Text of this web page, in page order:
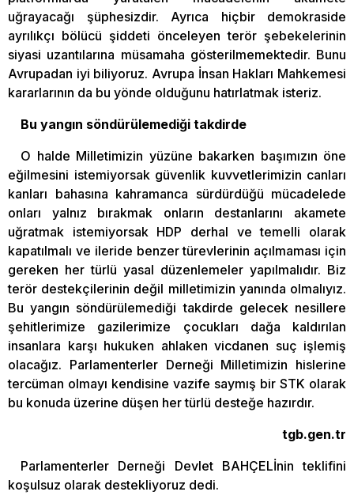
uğrayacağı şüphesizdir. Ayrıca hiçbir demokraside
ayrılıkçı bölücü şiddeti önceleyen terör şebekelerinin
siyasi uzantılarına müsamaha gösterilmemektedir. Bunu
Avrupadan iyi biliyoruz. Avrupa İnsan Hakları Mahkemesi
kararlarının da bu yönde olduğunu hatırlatmak isteriz.
Bu yangın söndürülemediği takdirde
O halde Milletimizin yüzüne bakarken başımızın öne
eğilmesini istemiyorsak güvenlik kuvvetlerimizin canları
kanları bahasına kahramanca sürdürdüğü mücadelede
onları yalnız bırakmak onların destanlarını akamete
uğratmak istemiyorsak HDP derhal ve temelli olarak
kapatılmalı ve ileride benzer türevlerinin açılmaması için
gereken her türlü yasal düzenlemeler yapılmalıdır. Biz
terör destekçilerinin değil milletimizin yanında olmalıyız.
Bu yangın söndürülemediği takdirde gelecek nesillere
şehitlerimize gazilerimize çocukları dağa kaldırılan
insanlara karşı hukuken ahlaken vicdanen suç işlemiş
olacağız. Parlamenterler Derneği Milletimizin hislerine
tercüman olmayı kendisine vazife saymış bir STK olarak
bu konuda üzerine düşen her türlü desteğe hazırdır.
tgb.gen.tr
Parlamenterler Derneği Devlet BAHÇELİnin teklifini
koşulsuz olarak destekliyoruz dedi.